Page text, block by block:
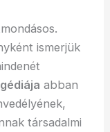
ismerjük
abban
társadalmi